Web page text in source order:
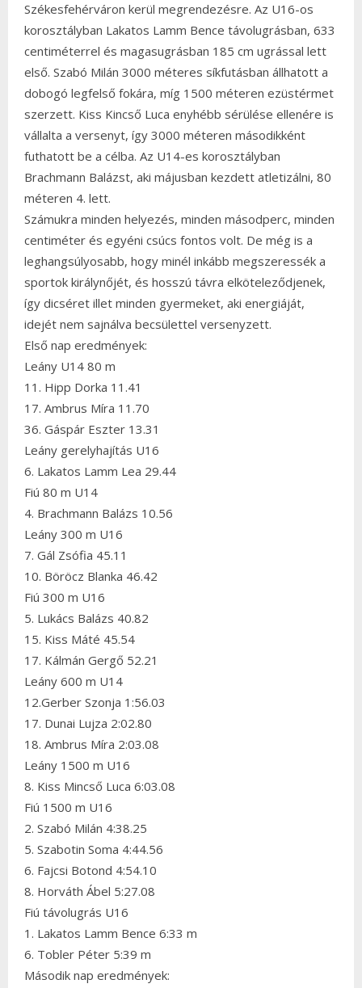
Székesfehérváron kerül megrendezésre. Az U16-os
korosztályban Lakatos Lamm Bence távolugrásban, 633
centiméterrel és magasugrásban 185 cm ugrással lett
első. Szabó Milán 3000 méteres síkfutásban állhatott a
dobogó legfelső fokára, míg 1500 méteren ezüstérmet
szerzett. Kiss Kincső Luca enyhébb sérülése ellenére is
vállalta a versenyt, így 3000 méteren másodikként
futhatott be a célba. Az U14-es korosztályban
Brachmann Balázst, aki májusban kezdett atletizálni, 80
méteren 4. lett.
Számukra minden helyezés, minden másodperc, minden
centiméter és egyéni csúcs fontos volt. De még is a
leghangsúlyosabb, hogy minél inkább megszeressék a
sportok királynőjét, és hosszú távra elköteleződjenek,
így dicséret illet minden gyermeket, aki energiáját,
idejét nem sajnálva becsülettel versenyzett.
Első nap eredmények:
Leány U14 80 m
11. Hipp Dorka 11.41
17. Ambrus Míra 11.70
36. Gáspár Eszter 13.31
Leány gerelyhajítás U16
6. Lakatos Lamm Lea 29.44
Fiú 80 m U14
4. Brachmann Balázs 10.56
Leány 300 m U16
7. Gál Zsófia 45.11
10. Böröcz Blanka 46.42
Fiú 300 m U16
5. Lukács Balázs 40.82
15. Kiss Máté 45.54
17. Kálmán Gergő 52.21
Leány 600 m U14
12.Gerber Szonja 1:56.03
17. Dunai Lujza 2:02.80
18. Ambrus Míra 2:03.08
Leány 1500 m U16
8. Kiss Mincső Luca 6:03.08
Fiú 1500 m U16
2. Szabó Milán 4:38.25
5. Szabotin Soma 4:44.56
6. Fajcsi Botond 4:54.10
8. Horváth Ábel 5:27.08
Fiú távolugrás U16
1. Lakatos Lamm Bence 6:33 m
6. Tobler Péter 5:39 m
Második nap eredmények: